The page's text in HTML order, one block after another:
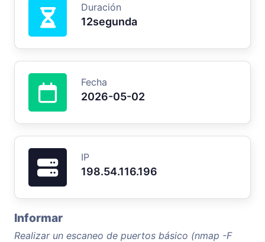
Duración
12segunda
Fecha
2026-05-02
IP
198.54.116.196
Informar
Realizar un escaneo de puertos básico (nmap -F